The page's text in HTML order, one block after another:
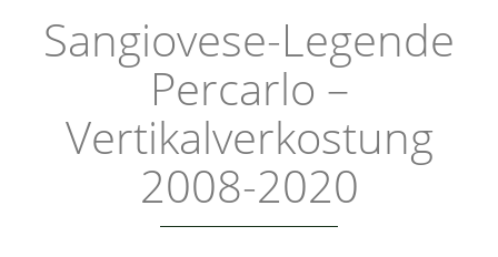
Sangiovese-Legende
Percarlo –
Vertikalverkostung
2008-2020